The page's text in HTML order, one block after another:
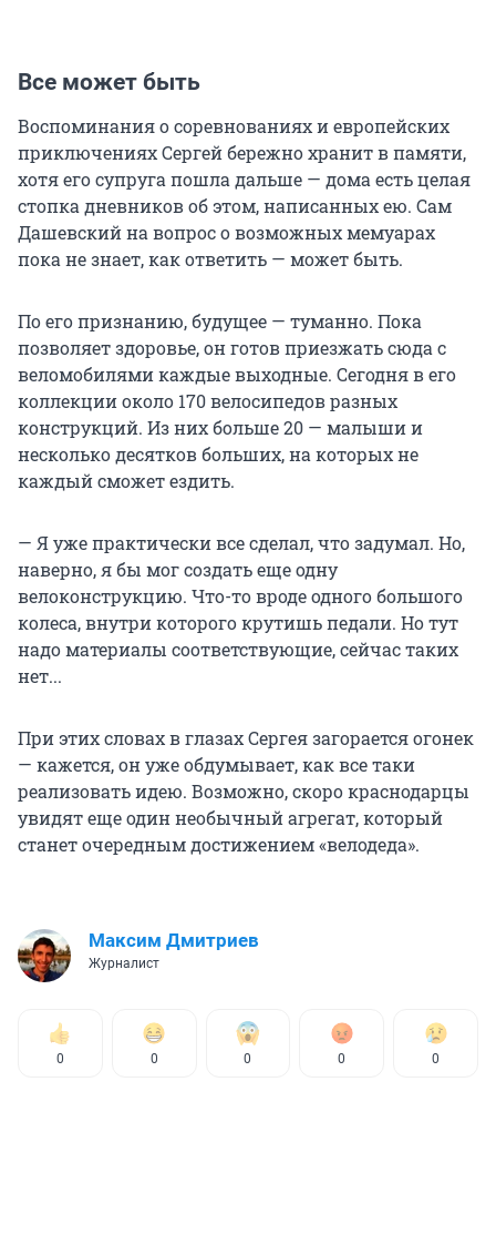
Все может быть
Воспоминания о соревнованиях и европейских
приключениях Сергей бережно хранит в памяти,
хотя его супруга пошла дальше — дома есть целая
стопка дневников об этом, написанных ею. Сам
Дашевский на вопрос о возможных мемуарах
пока не знает, как ответить — может быть.
По его признанию, будущее — туманно. Пока
позволяет здоровье, он готов приезжать сюда с
веломобилями каждые выходные. Сегодня в его
коллекции около 170 велосипедов разных
конструкций. Из них больше 20 — малыши и
несколько десятков больших, на которых не
каждый сможет ездить.
— Я уже практически все сделал, что задумал. Но,
наверно, я бы мог создать еще одну
велоконструкцию. Что-то вроде одного большого
колеса, внутри которого крутишь педали. Но тут
надо материалы соответствующие, сейчас таких
нет...
При этих словах в глазах Сергея загорается огонек
— кажется, он уже обдумывает, как все таки
реализовать идею. Возможно, скоро краснодарцы
увидят еще один необычный агрегат, который
станет очередным достижением «велодеда».
Максим Дмитриев
Журналист
0 0 0 0 0